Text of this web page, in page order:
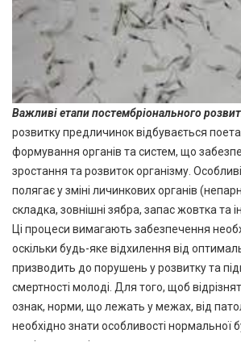
Важливі етапи постембріонального
розвитку предличинок відбувається
формування органів та систем, що
зростання та розвиток організму.
полягає у зміні личинкових органів
складка, зовнішні зябра, запас жовтка та
Ці процеси вимагають забезпечення
оскільки будь-яке відхилення від
призводить до порушень у розвитку та
смертності молоді. Для того, щоб
ознак, норми, що лежать у межах, від
необхідно знати особливості нормальної